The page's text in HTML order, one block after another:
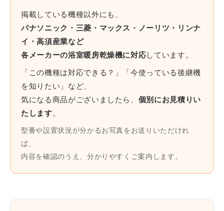
掲載している機種以外にも、
パナソニック・三菱・マックス・ノーリツ・リンナ
イ・高須産業など
各メーカーの浴室暖房乾燥機に対応しています。
「この機種は対応できる？」「今使っている後継機
を知りたい」など、
気になる商品がございましたら、 個別にお見積りい
たします。
型番や設置状況が分かるお写真をお送りいただけれ
ば、
内容を確認のうえ、分かりやすくご案内します。